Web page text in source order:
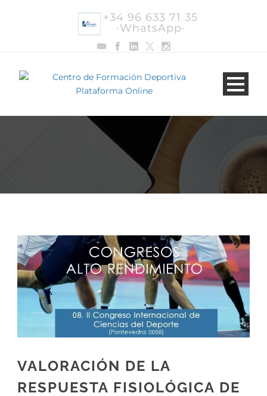
+34 96 633 71 35
·WhatsApp·
VALORACIÓN DE LA
RESPUESTA FISIOLÓGICA DE